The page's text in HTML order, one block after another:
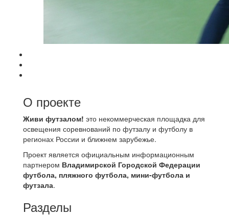
О проекте
Живи футзалом! это некоммерческая площадка для
освещения соревнований по футзалу и футболу в
регионах России и ближнем зарубежье.
Проект является официальным информационным
партнером Владимирской Городской Федерации
футбола, пляжного футбола, мини-футбола и
футзала.
Разделы